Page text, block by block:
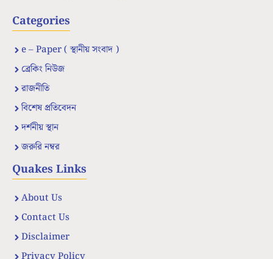
Categories
e – Paper ( স্থানীয় সংবাদ )
ব্রেকিং নিউজ
রাজনীতি
বিশেষ প্রতিবেদন
দর্শনীয় স্থান
জরুরি নম্বর
Quakes Links
About Us
Contact Us
Disclaimer